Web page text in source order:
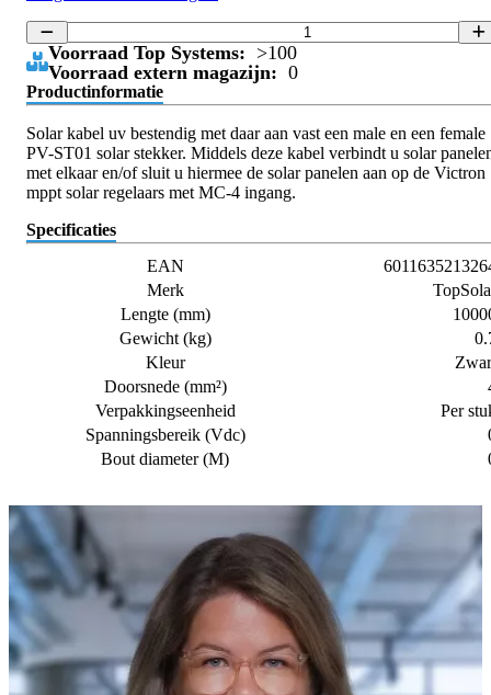
Voorraad Top Systems: >100
Voorraad extern magazijn: 0
Productinformatie
Solar kabel uv bestendig met daar aan vast een male en een female
PV-ST01 solar stekker. Middels deze kabel verbindt u solar
met elkaar en/of sluit u hiermee de solar panelen aan op de Victron
mppt solar regelaars met MC-4 ingang.
Specificaties
EAN
Merk
Lengte (mm)
Gewicht (kg)
Kleur
Doorsnede (mm²)
Verpakkingseenheid
Per
Spanningsbereik (Vdc)
Bout diameter (M)